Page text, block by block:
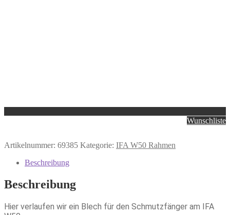
Wunschliste
Artikelnummer: 69385 Kategorie: IFA W50 Rahmen
Beschreibung
Beschreibung
Hier verlaufen wir ein Blech für den Schmutzfänger am IFA